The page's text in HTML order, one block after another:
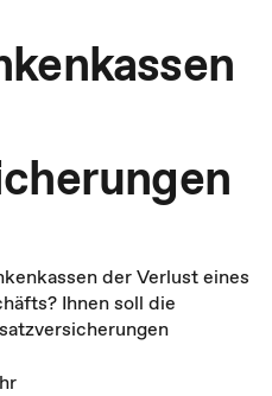
der Verlust eines
Ihnen soll die